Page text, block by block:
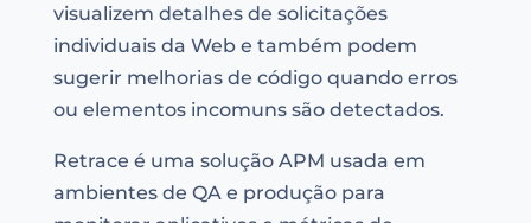
visualizem detalhes de solicitações
individuais da Web e também podem
sugerir melhorias de código quando erros
ou elementos incomuns são detectados.
Retrace é uma solução APM usada em
ambientes de QA e produção para